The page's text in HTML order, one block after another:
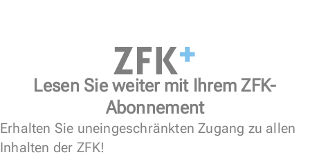
Lesen Sie weiter mit Ihrem ZFK-
Abonnement
Erhalten Sie uneingeschränkten Zugang zu allen
Inhalten der ZFK!